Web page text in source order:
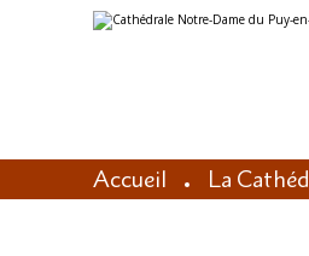
Aller
au
Outils
personnels
Accueil La